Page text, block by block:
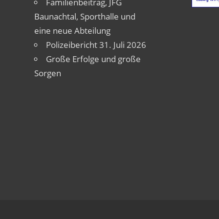
Familienbeitrag, JFG
Baunachtal, Sporthalle und
eine neue Abteilung
Polizeibericht 31. Juli 2026
Große Erfolge und große
Sorgen